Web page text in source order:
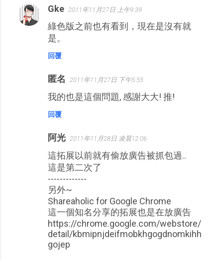
Gke 2011年11月27日 上午9:39
綠色版之前也有看到，現在是沒有就
是。
回覆
匿名 2011年11月27日 下午5:55
我的也是這個問題, 感謝大大! 推!
回覆
阿光 2011年11月28日 凌晨12:06
這拓展以前就有偷放廣告被抓包過..
這是第二次了
-------------
另外~
Shareaholic for Google Chrome
這一個知名分享的拓展也是在放廣告
https://chrome.google.com/webstore/
detail/kbmipnjdeifmobkhgogdnomkihh
gojep